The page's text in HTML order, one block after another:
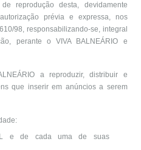
reprodução desta, devidamente
prévia e expressa, nos
98, responsabilizando-se, integral
perante o VIVA BALNEÁRIO e
a reproduzir, distribuir e
que inserir em anúncios a serem
e de cada uma de suas